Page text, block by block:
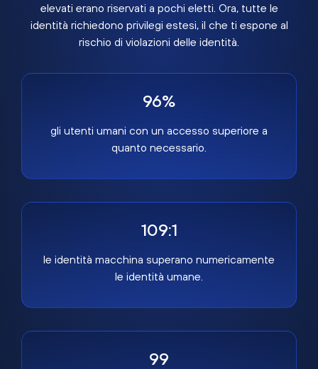
elevati erano riservati a pochi eletti. Ora, tutte le
identità richiedono privilegi estesi, il che ti espone al
rischio di violazioni delle identità.
96%
gli utenti umani con un accesso superiore a
quanto necessario.
109:1
le identità macchina superano numericamente
le identità umane.
99